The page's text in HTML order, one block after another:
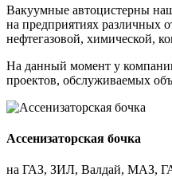
Вакуумные автоцистерны
на предприятиях различных
нефтегазовой, химической,
На данный момент у
проектов, обслуживаемых
Ассенизаторская бочка
на ГАЗ, ЗИЛ, Валдай, МАЗ,